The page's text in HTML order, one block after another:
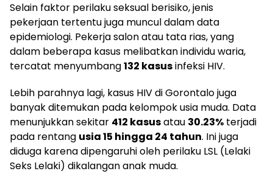
Selain faktor perilaku seksual berisiko, jenis
pekerjaan tertentu juga muncul dalam data
epidemiologi. Pekerja salon atau tata rias, yang
dalam beberapa kasus melibatkan individu waria,
tercatat menyumbang132 kasusinfeksi HIV.
‎‎Lebih parahnya lagi, kasus HIV di Gorontalo juga
banyak ditemukan pada kelompok usia muda. Data
menunjukkan sekitar 412 kasusatau 30.23% terjadi
pada rentang usia 15 hingga 24 tahun. Ini juga
diduga karena dipengaruhi oleh perilaku LSL (Lelaki
Seks Lelaki) dikalangan anak muda.‎‎